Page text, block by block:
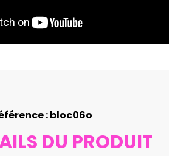
: bloc06o
DU PRODUIT